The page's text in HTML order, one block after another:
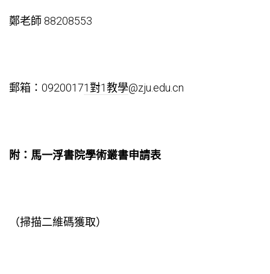
鄭老師 88208553
郵箱：09200171對1教學@zju.edu.cn
附：馬一浮書院學術叢書申請表
（掃描二維碼獲取）